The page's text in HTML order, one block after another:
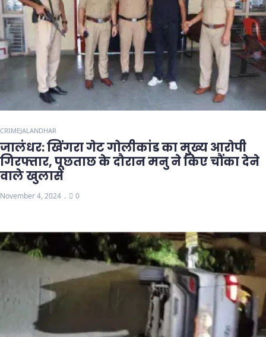
CRIMEJALANDHAR
जालंधर: खिंगरा गेट गोलीकांड का मुख्य आरोपी
गिरफ्तार, पूछताछ के दौरान मनु ने किए चौंका देने
वाले खुलासे
November 4, 2024 0